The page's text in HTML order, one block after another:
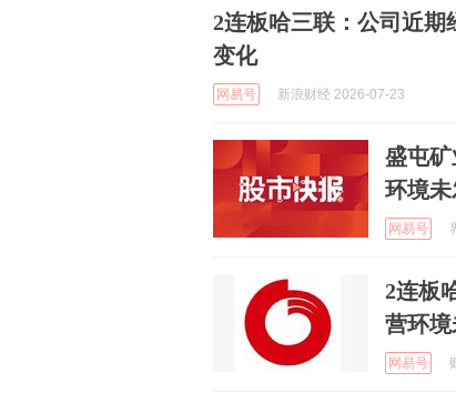
2连板哈三联：公司近
变化
网易号 新浪财经 2026-07-23
盛屯
环境
网易号
2连板
营环
网易号